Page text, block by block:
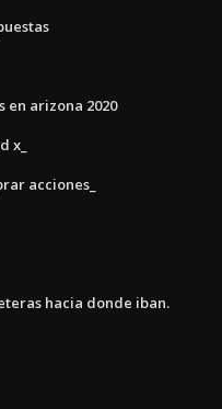
en arizona 2020
x_
acciones_
hacia donde iban.